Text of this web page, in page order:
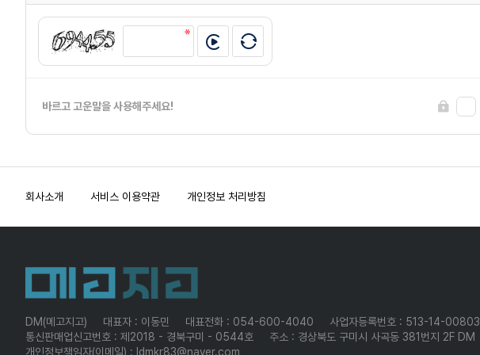
바르고 고운말을 사용해주세요!
회사소개 서비스 이용약관 개인정보 처리방침
DM(메고지고) 대표자 : 이동민 대표전화 : 054-600-4040
사업자등록번호 : 513-14-00803
통신판매업신고번호 : 제2018 - 경북구미 - 0544호
주소 : 경상북도 구미시 사곡동 381번지 2F DM
개인정보책임자(이메일) : ldmkr83@naver.com